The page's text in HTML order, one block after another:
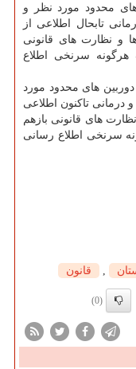
های محدود مورد نظر و
تابحال اطلاعی از
و نظارت های قانونی
سرنخی اطلاع
دوربین های محدود مورد
درمانی تاکنون اطلاعی
های قانونی بازهم
سرنخی اطلاع رسانی
, قانون
(0)